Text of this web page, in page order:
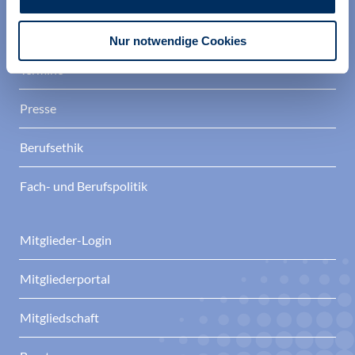
Nur notwendige Cookies
Termine
Presse
Berufsethik
Fach- und Berufspolitik
Mitglieder-Login
Mitgliederportal
Mitgliedschaft